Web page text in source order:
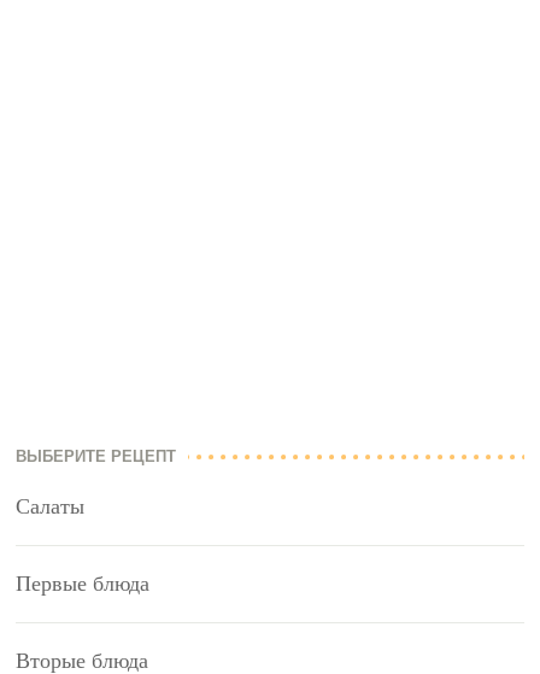
ВЫБЕРИТЕ РЕЦЕПТ
Салаты
Первые блюда
Вторые блюда